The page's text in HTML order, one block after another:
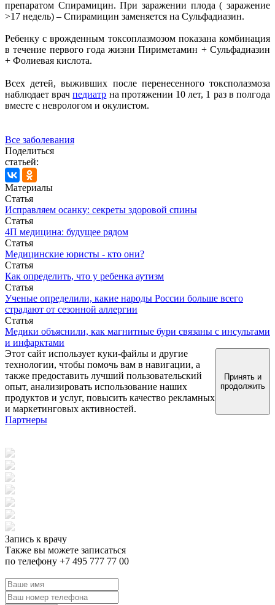
препаратом Спирамицин. При заражении плода ( заражение
>17 недель) – Спирамицин заменяется на Сульфадиазин.
Ребенку с врожденным токсоплазмозом показана комбинация
в течение первого года жизни Пириметамин + Сульфадиазин
+ Фолиевая кислота.
Всех детей, выживших после перенесенного токсполазмоза
наблюдает врачпедиатр на протяжении 10 лет, 1 раз в полгода
вместе с неврологом и окулистом.
Все заболевания
Поделиться
статьей:
Материалы
Статья
Исправляем осанку: секреты здоровой спины
Статья
4П медицина: будущее рядом
Статья
Медицинские юристы - кто они?
Статья
Как определить, что у ребенка аутизм
Статья
Ученые определили, какие народы России больше всего
страдают от сезонной аллергии
Статья
Медики объяснили, как магнитные бури связаны с инсультами
и инфарктами
Этот сайт использует куки-файлы и другие
технологии, чтобы помочь вам в навигации, а
также предоставить лучший пользовательский
опыт, анализировать использование наших
продуктов и услуг, повысить качество рекламных
и маркетинговых активностей.
Принять и
продолжить
Партнеры
Запись к врачу
Также вы можете записаться
по телефону +7 495 777 77 00